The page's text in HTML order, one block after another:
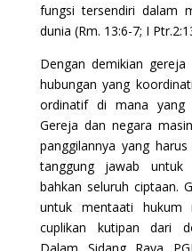
fungsi tersendiri dalam
dunia (Rm. 13:6-7; I
Dengan demikian
hubungan yang
ordinatif di mana yang
Gereja dan negara
panggilannya yang
tanggung jawab untuk
bahkan seluruh ciptaan.
untuk mentaati hukum
cuplikan kutipan dari